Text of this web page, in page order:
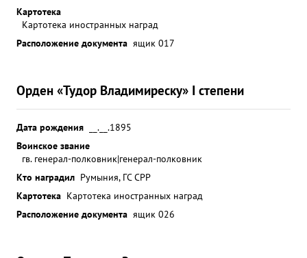
Картотека
Картотека иностранных наград
Расположение документа ящик 017
Орден «Тудор Владимиреску» I степени
Дата рождения
__.__.1895
Воинское звание
гв. генерал-полковник|генерал-полковник
Кто наградил Румыния, ГС СРР
Картотека Картотека иностранных наград
Расположение документа ящик 026